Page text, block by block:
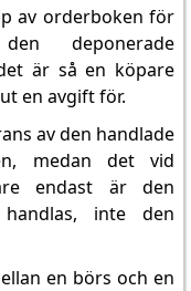
av orderboken för
deponerade
är så en köpare
en avgift för.
av den handlade
medan det vid
endast är den
inte den
en börs och en